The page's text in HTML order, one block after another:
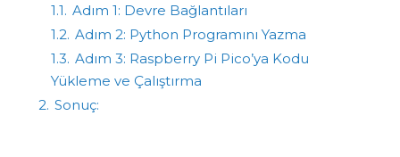
1.1. Adım 1: Devre Bağlantıları
1.2. Adım 2: Python Programını Yazma
1.3. Adım 3: Raspberry Pi Pico’ya Kodu
Yükleme ve Çalıştırma
2. Sonuç: